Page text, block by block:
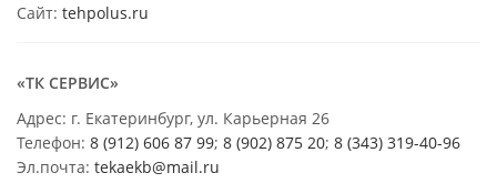
Сайт: tehpolus.ru
«ТК СЕРВИС»
Адрес: г. Екатеринбург, ул. Карьерная 26
Телефон: 8 (912) 606 87 99; 8 (902) 875 20; 8 (343) 319-40-96
Эл.почта: tekaekb@mail.ru